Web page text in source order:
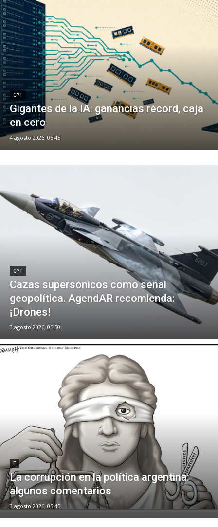
CYT
Gigantes de la IA: ganancias récord, caja
en cero
4 agosto 2026, 05:45
CYT
Cazas supersónicos como señal
geopolítica. AgendAR recomienda:
¡Drones!
3 agosto 2026, 05:50
E
La corrupción en la política argentina:
algunos comentarios
3 agosto 2026, 05:45